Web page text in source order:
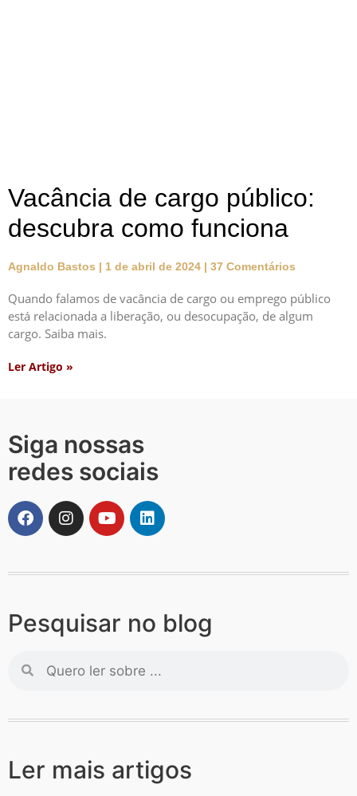
Vacância de cargo público:
descubra como funciona
Agnaldo Bastos 1 de abril de 2024 37 Comentários
Quando falamos de vacância de cargo ou emprego público
está relacionada a liberação, ou desocupação, de algum
cargo. Saiba mais.
Ler Artigo »
Siga nossas
redes sociais
Pesquisar no blog
Ler mais artigos